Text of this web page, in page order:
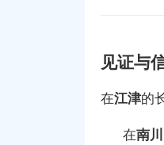
见证与
在江津的
在南川